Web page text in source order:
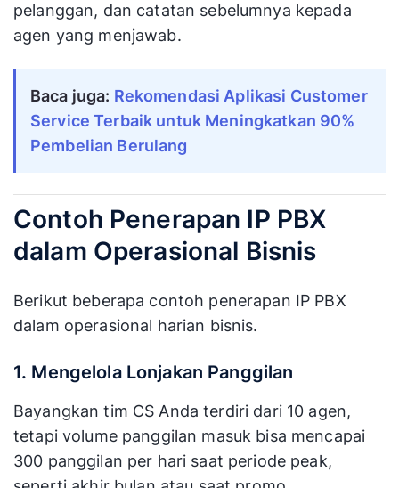
pelanggan, dan catatan sebelumnya kepada
agen yang menjawab.
Baca juga: Rekomendasi Aplikasi Customer
Service Terbaik untuk Meningkatkan 90%
Pembelian Berulang
Contoh Penerapan IP PBX
dalam Operasional Bisnis
Berikut beberapa contoh penerapan IP PBX
dalam operasional harian bisnis.
1. Mengelola Lonjakan Panggilan
Bayangkan tim CS Anda terdiri dari 10 agen,
tetapi volume panggilan masuk bisa mencapai
300 panggilan per hari saat periode peak,